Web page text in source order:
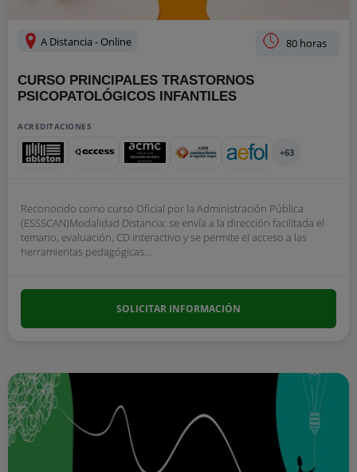
A Distancia - Online 80 horas
CURSO PRINCIPALES TRASTORNOS
PSICOPATOLÓGICOS INFANTILES
ACREDITACIONES
+63
Reconocido como curso Oficial por la Administración Pública
(ESSSCAN)Modalidad Distancia: se envía a la dirección facilitada el
temario, evaluación, CD interactivo y se permite el acceso a las
herramientas pedagógicas...
SOLICITAR INFORMACIÓN